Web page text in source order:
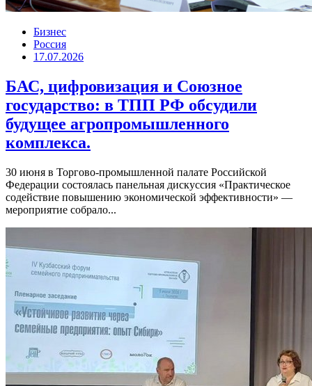
Бизнес
Россия
17.07.2026
БАС, цифровизация и Союзное
государство: в ТПП РФ обсудили
будущее агропромышленного
комплекса.
30 июня в Торгово-промышленной палате Российской
Федерации состоялась панельная дискуссия «Практическое
содействие повышению экономической эффективности» —
мероприятие собрало...